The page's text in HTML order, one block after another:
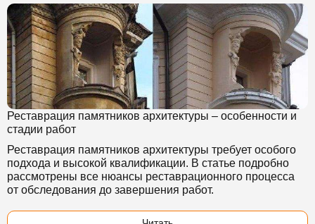
Реставрация памятников архитектуры – особенности и
стадии работ
Реставрация памятников архитектуры требует особого
подхода и высокой квалификации. В статье подробно
рассмотрены все нюансы реставрационного процесса
от обследования до завершения работ.